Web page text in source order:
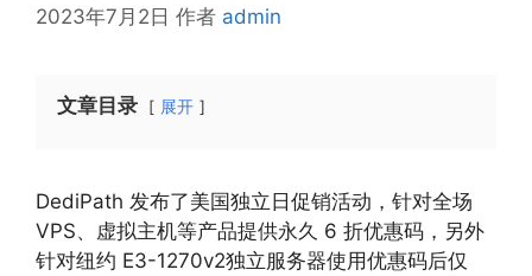
2023年7月2日 作者 admin
文章目录 展开
DediPath 发布了美国独立日促销活动，针对全场
VPS、虚拟主机等产品提供永久 6 折优惠码，另外
针对纽约 E3-1270v2独立服务器使用优惠码后仅